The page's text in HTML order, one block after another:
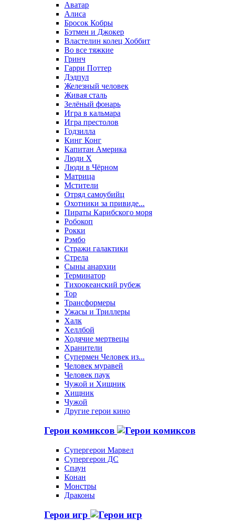
Аватар
Алиса
Бросок Кобры
Бэтмен и Джокер
Властелин колец Хоббит
Во все тяжкие
Гринч
Гарри Поттер
Дэдпул
Железный человек
Живая сталь
Зелёный фонарь
Игра в кальмара
Игра престолов
Годзилла
Кинг Конг
Капитан Америка
Люди X
Люди в Чёрном
Матрица
Мстители
Отряд самоубийц
Охотники за привиде...
Пираты Карибского моря
Робокоп
Рокки
Рэмбо
Стражи галактики
Стрела
Сыны анархии
Терминатор
Тихоокеанский рубеж
Тор
Трансформеры
Ужасы и Триллеры
Халк
Хеллбой
Ходячие мертвецы
Хранители
Супермен Человек из...
Человек муравей
Человек паук
Чужой и Хищник
Хищник
Чужой
Другие герои кино
Герои комиксов
Супергерои Марвел
Супергерои ДС
Спаун
Конан
Монстры
Драконы
Герои игр